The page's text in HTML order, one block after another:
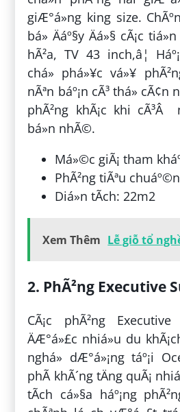
giÆ°á»ng king size.
bá» Äáº§y Äá»§ cÃ¡c
hÃ²a, TV 43 inch,â¦
chá» phá»¥c vá»¥
nÃªn báº¡n cÃ³ thá» cÃ¢n
phÃ²ng khÃ¡c khi cÃ³Â
bá»n nhÃ©.
Má»©c giÃ¡ tham
PhÃ²ng tiÃªu
Diá»n tÃ­ch: 22m2
Xem Thêm Lễ giỗ tổ
2. PhÃ²ng Executive
CÃ¡c phÃ²ng
ÄÆ°á»£c nhiá»u du
nghá» dÆ°á»¡ng táº¡i
phÃ­ khÃ´ng tÄng quÃ¡
tÃ­ch cá»§a háº¡ng